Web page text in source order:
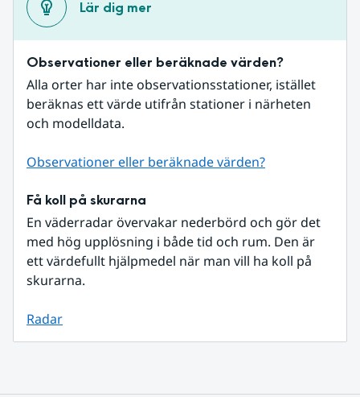
Lär dig mer
Observationer eller beräknade värden?
Alla orter har inte observationsstationer, istället
beräknas ett värde utifrån stationer i närheten
och modelldata.
Observationer eller beräknade värden?
Få koll på skurarna
En väderradar övervakar nederbörd och gör det
med hög upplösning i både tid och rum. Den är
ett värdefullt hjälpmedel när man vill ha koll på
skurarna.
Radar